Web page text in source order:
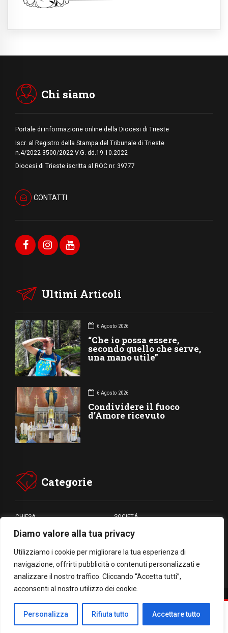
Diamo valore alla tua privacy
Utilizziamo i cookie per migliorare la tua esperienza di
navigazione, offrirti pubblicità o contenuti personalizzati e
analizzare il nostro traffico. Cliccando “Accetta tutti”,
acconsenti al nostro utilizzo dei cookie.
Personalizza Rifiuta tutto Accettare tutto
pace
una prova difficile
Chi siamo
Portale di informazione online della Diocesi di Trieste
Iscr. al Registro della Stampa del Tribunale di Trieste
n.4/2022-3500/2022 V.G. dd.19.10.2022
Diocesi di Trieste iscritta al ROC nr. 39777
CONTATTI
Ultimi Articoli
6 Agosto 2026
“Che io possa essere,
secondo quello che serve,
una mano utile”
6 Agosto 2026
Condividere il fuoco
d’Amore ricevuto
Categorie
CHIESA SOCIETÁ
CARITÁ GIUBILEO
CULTURA MEDIA
Facebook
WhatsApp
Threads
Email
Condividi